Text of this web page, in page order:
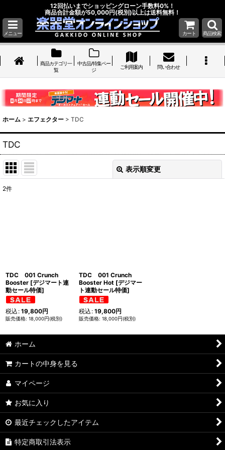
12回払いまでショッピングローン手数料0%！
商品合計金額が50,000円(税別)以上は送料無料！
メニュー カート 商品検索
商品カテゴリ一
覧
中古品/特集ペー
ジ
ご利用案内 問い合わせ
ホーム > エフェクター > TDC
TDC
表示順変更
2件
TDC 001 Crunch
Booster [デジマート連
動セール特価]
18,000円(税別)
税込 : 19,800円
TDC 001 Crunch
Booster Hot [デジマー
ト連動セール特価]
18,000円(税別)
税込 : 19,800円
ホーム
カートの中身を見る
マイページ
お気に入り
最近チェックしたアイテム
特定商取引法表示